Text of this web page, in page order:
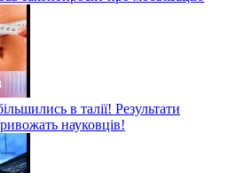
в талії! Результати
науковців!